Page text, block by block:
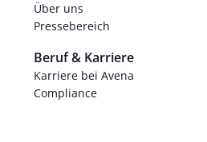
Über uns
Pressebereich
Beruf & Karriere
Karriere bei Avena
Compliance